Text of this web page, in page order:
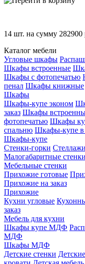
14 шт. на сумму 282900
Каталог мебели
Угловые шкафы
Шкафы встроенные
Шкафы с фотопечатью
пенал Шкафы книжные
Шкафы
Шкафы-купе эконом
заказ Шкафы
фотопечатью Шкафы
спальню Шкафы-купе
Шкафы-купе
Стенки-горки Стеллажи
Малогабаритные стенки
Мебельные стенки
Прихожие готовые
Прихожие на заказ
Прихожие
Кухни угловые
заказ
Мебель для кухни
Шкафы купе МДФ
МДФ
Шкафы МДФ
Детские стенки